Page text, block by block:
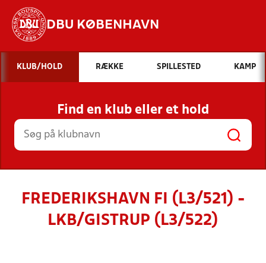
DBU KØBENHAVN
Hvad vil du søge efter?
INDHOLD OG NYHEDER
STILLINGER, RESULTATER, KLUBBER OG
HOLD
KLUB/HOLD RÆKKE SPILLESTED KAMP
Find en klub eller et hold
FREDERIKSHAVN FI (L3/521) -
LKB/GISTRUP (L3/522)